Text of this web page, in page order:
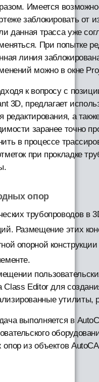
Имеется
заблокировать
данная трасса уже
При попытке
линия
можно в окне
к вопросу с
3D, предлагает
редактирования, а
заранее точно
в процессе
при прокладке
опор
трубопроводов в
Размещение этих
опорной
Class Editor для
выполняется в
опор из объектов